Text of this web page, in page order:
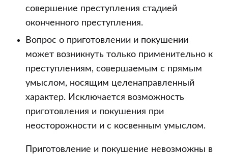
совершение преступления стадией
оконченного преступления.
Вопрос о приготовлении и покушении
может возникнуть только применительно к
преступлениям, совершаемым с прямым
умыслом, носящим целенаправленный
характер. Исключается возможность
приготовления и покушения при
неосторожности и с косвенным умыслом.
Приготовление и покушение невозможны в